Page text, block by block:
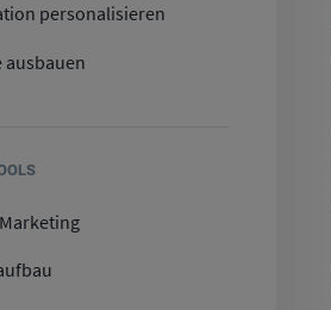
personalisieren
ausbauen